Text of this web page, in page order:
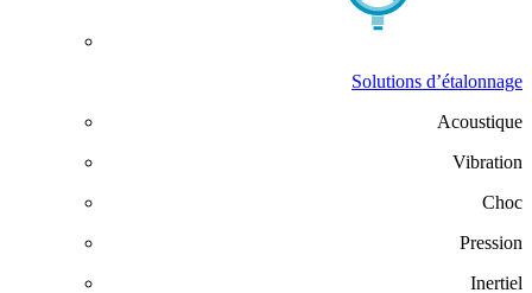
Solutions d’étalonnage
Acoustique
Vibration
Choc
Pression
Inertiel